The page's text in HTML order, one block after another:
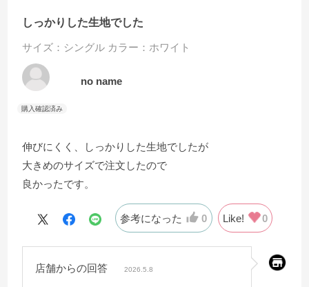
しっかりした生地でした
サイズ：シングル カラー：ホワイト
no name
伸びにくく、しっかりした生地でしたが
大きめのサイズで注文したので
良かったです。
参考になった 0 Like! 0
店舗からの回答 2026.5.8